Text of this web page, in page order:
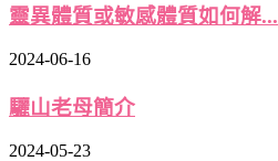
靈異體質或敏感體質如何解...
2024-06-16
驪山老母簡介
2024-05-23